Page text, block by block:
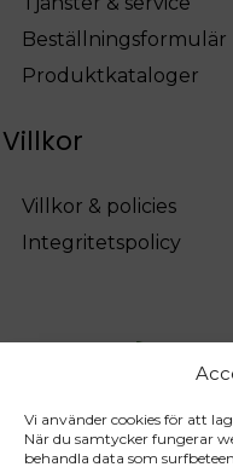
Vi använder cookies för att
När du samtycker fungerar
behandla data som
Beställningsformulär
Produktkataloger
Villkor
Villkor & policies
Integritetspolicy